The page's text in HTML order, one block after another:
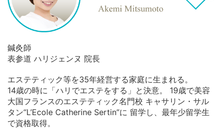
鍼灸師
表参道 ハリジェンヌ 院長
エステティック等を35年経営する家庭に生まれる。
14歳の時に「ハリでエステをする」と決意。 19歳で美容
大国フランスのエステティック名門校 キャサリン・サル
タン“L’Ecole Catherine Sertin”に 留学し、最年少留学生
で資格取得。